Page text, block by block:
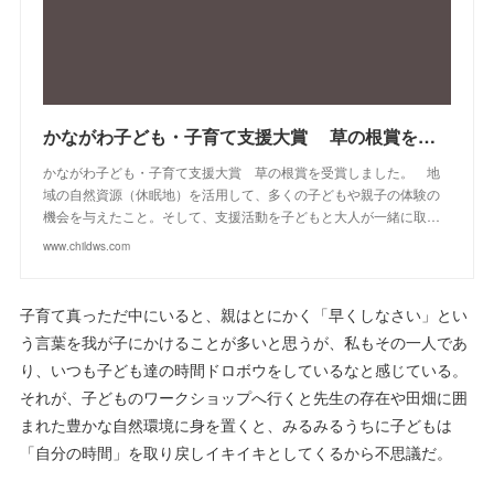
かながわ子ども・子育て支援大賞 草の根賞を受賞しました。
かながわ子ども・子育て支援大賞 草の根賞を受賞しました。 地
域の自然資源（休眠地）を活用して、多くの子どもや親子の体験の
機会を与えたこと。そして、支援活動を子どもと大人が一緒に取…
www.childws.com
子育て真っただ中にいると、親はとにかく「早くしなさい」とい
う言葉を我が子にかけることが多いと思うが、私もその一人であ
り、いつも子ども達の時間ドロボウをしているなと感じている。
それが、子どものワークショップへ行くと先生の存在や田畑に囲
まれた豊かな自然環境に身を置くと、みるみるうちに子どもは
「自分の時間」を取り戻しイキイキとしてくるから不思議だ。